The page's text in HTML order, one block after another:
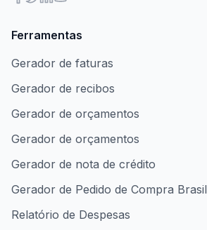
Ferramentas
Gerador de faturas
Gerador de recibos
Gerador de orçamentos
Gerador de orçamentos
Gerador de nota de crédito
Gerador de Pedido de Compra Brasil
Relatório de Despesas